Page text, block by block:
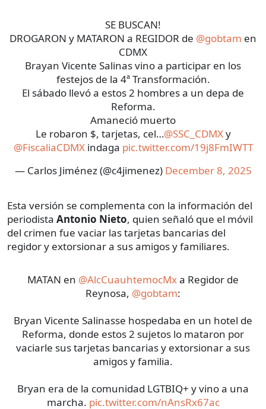
SE BUSCAN!
DROGARON y MATARON a REGIDOR de @gobtam en
CDMX
Brayan Vicente Salinas vino a participar en los
festejos de la 4ª Transformación.
El sábado llevó a estos 2 hombres a un depa de
Reforma.
Amaneció muerto
Le robaron $, tarjetas, cel…@SSC_CDMXy
@FiscaliaCDMXindaga pic.twitter.com/19j8FmIWTT
— Carlos Jiménez (@c4jimenez) December 8, 2025
Esta versión se complementa con la información del
periodista Antonio Nieto, quien señaló que el móvil
del crimen fue vaciar las tarjetas bancarias del
regidor y extorsionar a sus amigos y familiares.
MATAN en @AlcCuauhtemocMxa Regidor de
Reynosa, @gobtam:
Bryan Vicente Salinasse hospedaba en un hotel de
Reforma, donde estos 2 sujetos lo mataron por
vaciarle sus tarjetas bancarias y extorsionar a sus
amigos y familia.
Bryan era de la comunidad LGTBIQ+ y vino a una
marcha. pic.twitter.com/nAnsRx67ac